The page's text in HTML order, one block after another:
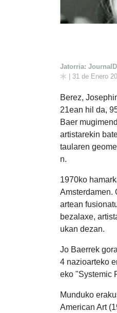
Jatorria:
| 31 de Enero
Berez,
21ean hil da,
Baer
artistarekin
taularen
n.
1970ko
Amsterdamen.
artean
bezalaxe,
ukan dezan.
Jo Baerrek
4 nazioarteko
eko "Systemic
Munduko
American Art